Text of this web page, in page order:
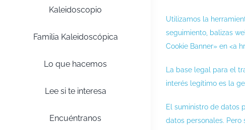
Kaleidoscopio
Familia Kaleidoscópica
Lo que hacemos
Lee si te interesa
Encuéntranos
Utilizamos la
seguimiento, balizas
Cookie Banner» en <a
La base legal para el
interés legítimo es la
El suministro de datos
datos personales. Pero